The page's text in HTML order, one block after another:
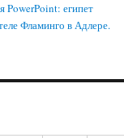
PowerPoint: египет
Фламинго в Адлере.